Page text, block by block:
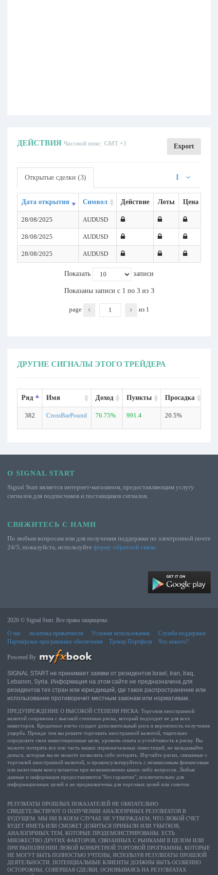
ДЕЙСТВИЯ Часовой пояс: GMT +3 Export
Открытые сделки (3)
Дата открытия Символ Действие Лоты Цена
28/08/2025 AUDUSD
28/08/2025 AUDUSD
28/08/2025 AUDUSD
Показать записи
Показаны записи с 1 по 3 из 3
page из 1
ДРУГИЕ СИГНАЛЫ ЭТОГО ТРЕЙДЕРА
Ряд Имя Доход Пункты Просадка
382 CrossBarPound 76.75% 991.4 20.5%
О SIGNAL START
Signal Start является интернет-магазином, предоставляющим услугу
сигналов для подписчиков и поставщиков сигналов.
СВЯЖИТЕСЬ С НАМИ
По любым вопросам или для получения поддержки по электронной почте
24/5, пожалуйста, используйте форму обратной связи.
2026 © Signal Start. Все права защищены.
О нас
политика приватности Условия использования
Служба поддержки
Партнёрское программное обеспечение
Трекер Портфеля Что нового?
Powered By
SIGNAL START не принимает заявки от резидентов Israel, Iran, Iraq,
Lebanon, Syria. Информация на этом сайте не предназначена для
резидентов тех стран или юрисдикций, где такое распространение или
использование противоречит местным законам или нормативам.
ПРЕДУПРЕЖДЕНИЕ О ВЫСОКОЙ СТЕПЕНИ РИСКА: Торговля иностранной
валютой сопряжена с высокой степенью риска, который подходит не для всех
инвесторов. Кредитное плечо создает дополнительный риск и вероятность получения
ущерба. Прежде чем вы решите торговать иностранной валютой, тщательно
определите свои инвестиционные цели, уровень опыта и устойчивость к риску. Вы
можете потерять все или часть ваших первоначальных инвестиций; не вкладывайте
деньги, которые вы не можете позволить себе потерять. Изучайте риски, связанные с
торговлей иностранной валютой, и проконсультируйтесь с независимым финансовым
или налоговым консультантом при возникновении каких-либо вопросов. Любые
данные и информация предоставляются "без гарантии", исключительно для
информационных целей и не предназначены для торговых целей или советов.
РЕЗУЛЬТАТЫ ПРОШЛЫХ ПОКАЗАТЕЛЕЙ НЕ ОБЯЗАТЕЛЬНО
СВИДЕТЕЛЬСТВУЮТ О ПОЛУЧЕНИИ АНАЛОГИЧНЫХ РЕЗУЛЬТАТОВ В
БУДУЩЕМ. МЫ НИ В КОЕМ СЛУЧАЕ НЕ УТВЕРЖДАЕМ, ЧТО ЛЮБОЙ СЧЕТ
БУДЕТ ИМЕТЬ ИЛИ СМОЖЕТ ДОБИТЬСЯ ПРИБЫЛИ ИЛИ УБЫТКОВ,
АНАЛОГИЧНЫХ ТЕМ, КОТОРЫЕ ПРОДЕМОНСТРИРОВАНЫ. ЕСТЬ
МНОЖЕСТВО ДРУГИХ ФАКТОРОВ, СВЯЗАННЫХ С РЫНКАМИ В ЦЕЛОМ ИЛИ
ПРИ ВЫПОЛНЕНИИ ЛЮБОЙ КОНКРЕТНОЙ ТОРГОВОЙ ПРОГРАММЫ, КОТОРЫЕ
НЕ МОГУТ БЫТЬ ПОЛНОСТЬЮ УЧТЕНЫ, ИСПОЛЬЗУЯ РЕЗУЛЬТАТЫ ПРОШЛОЙ
ДЕЯТЕЛЬНОСТИ. ПОТЕНЦИАЛЬНЫЕ КЛИЕНТЫ ДОЛЖНЫ БЫТЬ ОСОБЕННО
ОСТОРОЖНЫ, СОВЕРШАЯ СДЕЛКИ, ОСНОВЫВАЯСЬ НА РЕЗУЛЬТАТАХ